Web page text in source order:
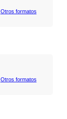
Otros formatos
Otros formatos